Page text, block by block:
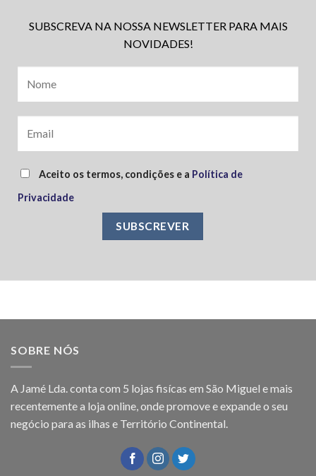
SUBSCREVA NA NOSSA NEWSLETTER PARA MAIS
NOVIDADES!
Aceito os termos, condições e a Política de
Privacidade
SOBRE NÓS
A Jamé Lda. conta com 5 lojas fisícas em São Miguel e mais
recentemente a loja online, onde promove e expande o seu
negócio para as ilhas e Território Continental.